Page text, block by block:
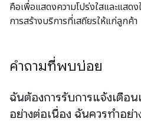
คือเพื่อแสดงความโปร่งใสและแสด
การสร้างบริการที่เสถียรให้แก่ลูกค้า
คำถามที่พบบ่อย
ฉันต้องการรับการแจ้งเตือ
อย่างต่อเนื่อง ฉันควรทำอย่า